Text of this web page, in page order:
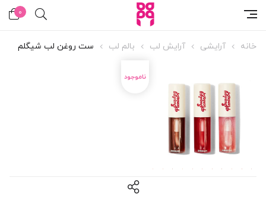
0
خانه آرایشی آرایش لب بالم لب ست روغن لب شیگلم